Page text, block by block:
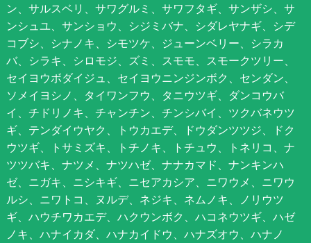
ン、サルスベリ、サワグルミ、サワフタギ、サンザシ、サ
ンシュユ、サンショウ、シジミバナ、シダレヤナギ、シデ
コブシ、シナノキ、シモツケ、ジューンベリー、シラカ
バ、シラキ、シロモジ、ズミ、スモモ、スモークツリー、
セイヨウボダイジュ、セイヨウニンジンボク、センダン、
ソメイヨシノ、タイワンフウ、タニウツギ、ダンコウバ
イ、チドリノキ、チャンチン、チンシバイ、ツクバネウツ
ギ、テンダイウヤク、トウカエデ、ドウダンツツジ、ドク
ウツギ、トサミズキ、トチノキ、トチュウ、トネリコ、ナ
ツツバキ、ナツメ、ナツハゼ、ナナカマド、ナンキンハ
ゼ、ニガキ、ニシキギ、ニセアカシア、ニワウメ、ニワウ
ルシ、ニワトコ、ヌルデ、ネジキ、ネムノキ、ノリウツ
ギ、ハウチワカエデ、ハクウンボク、ハコネウツギ、ハゼ
ノキ、ハナイカダ、ハナカイドウ、ハナズオウ、ハナノ